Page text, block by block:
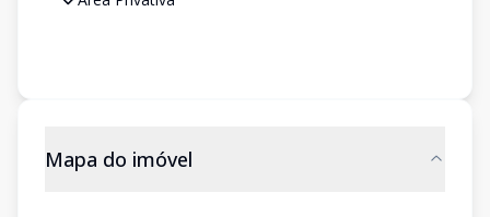
Mapa do imóvel